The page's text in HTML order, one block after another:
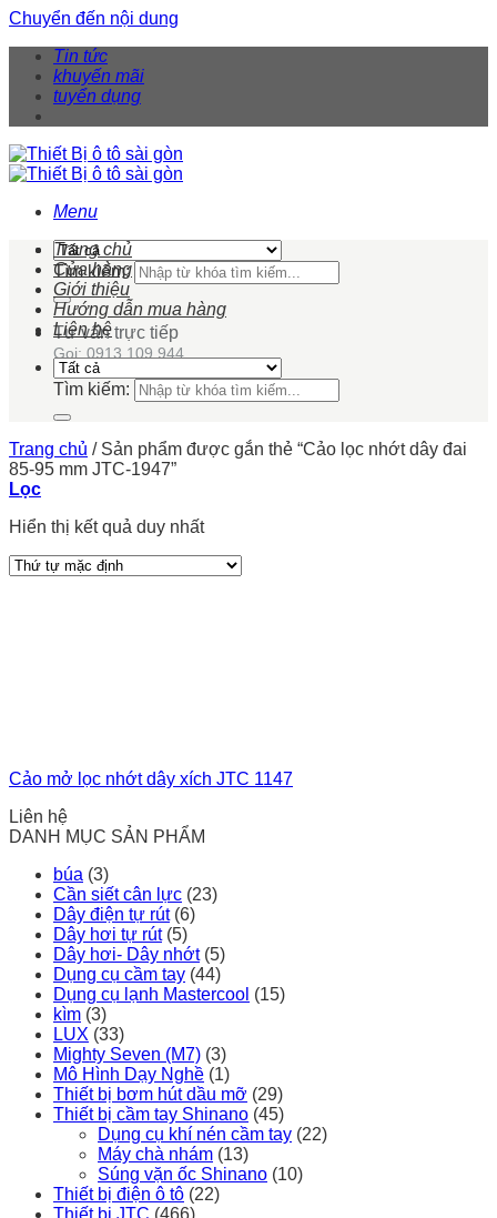
Chuyển đến nội dung
Tin tức
khuyến mãi
tuyển dụng
Menu
Tìm kiếm:
Tư vấn trực tiếp
Gọi: 0913 109 944
Trang chủ
Cửa hàng
Giới thiệu
Hướng dẫn mua hàng
Liên hệ
Tìm kiếm:
Trang chủ /Sản phẩm được gắn thẻ “Cảo lọc nhớt dây đai
85-95 mm JTC-1947”
Lọc
Hiển thị kết quả duy nhất
Cảo mở lọc nhớt dây xích JTC 1147
Liên hệ
DANH MỤC SẢN PHẨM
búa (3)
Cần siết cân lực (23)
Dây điện tự rút (6)
Dây hơi tự rút (5)
Dây hơi- Dây nhớt (5)
Dụng cụ cầm tay (44)
Dụng cụ lạnh Mastercool (15)
kìm (3)
LUX (33)
Mighty Seven (M7) (3)
Mô Hình Dạy Nghề (1)
Thiết bị bơm hút dầu mỡ (29)
Thiết bị cầm tay Shinano (45)
Dụng cụ khí nén cầm tay (22)
Máy chà nhám (13)
Súng vặn ốc Shinano (10)
Thiết bị điện ô tô (22)
Thiết bị JTC (466)